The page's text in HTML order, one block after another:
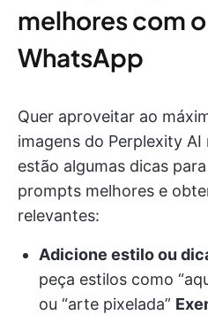
melhores com
WhatsApp
Quer aproveitar ao
imagens do Perplexity AI
estão algumas dicas
prompts melhores e
relevantes:
Adicione estilo ou
peça estilos como
ou “arte pixelada”